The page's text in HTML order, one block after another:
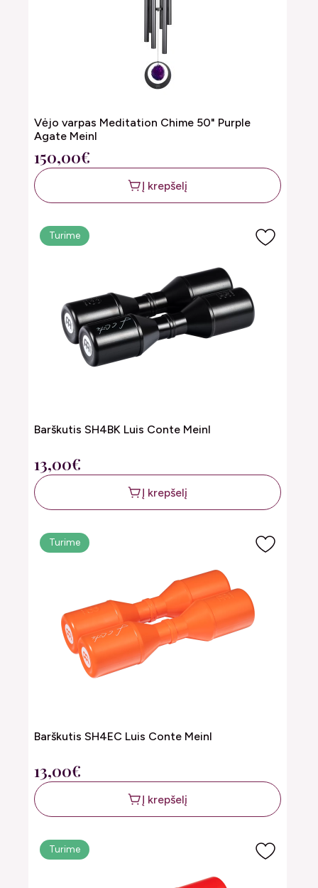
Vėjo varpas Meditation Chime 50" Purple
Agate Meinl
150,00€
Į krepšelį
Turime
Barškutis SH4BK Luis Conte Meinl
13,00€
Į krepšelį
Turime
Barškutis SH4EC Luis Conte Meinl
13,00€
Į krepšelį
Turime